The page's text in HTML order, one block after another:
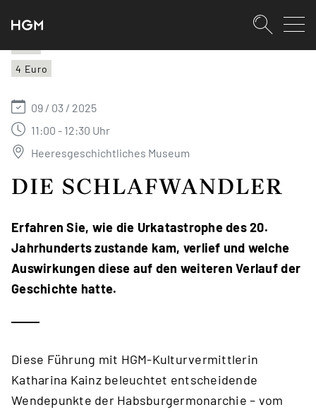
SKIPLINKS
4 Euro
09 / 03 / 2025
11:00 - 12:30 Uhr
Heeresgeschichtliches Museum
DIE SCHLAFWANDLER
Erfahren Sie, wie die Urkatastrophe des 20.
Jahrhunderts zustande kam, verlief und welche
Auswirkungen diese auf den weiteren Verlauf der
Geschichte hatte.
Diese Führung mit HGM-Kulturvermittlerin
Katharina Kainz beleuchtet entscheidende
Wendepunkte der Habsburgermonarchie – vom